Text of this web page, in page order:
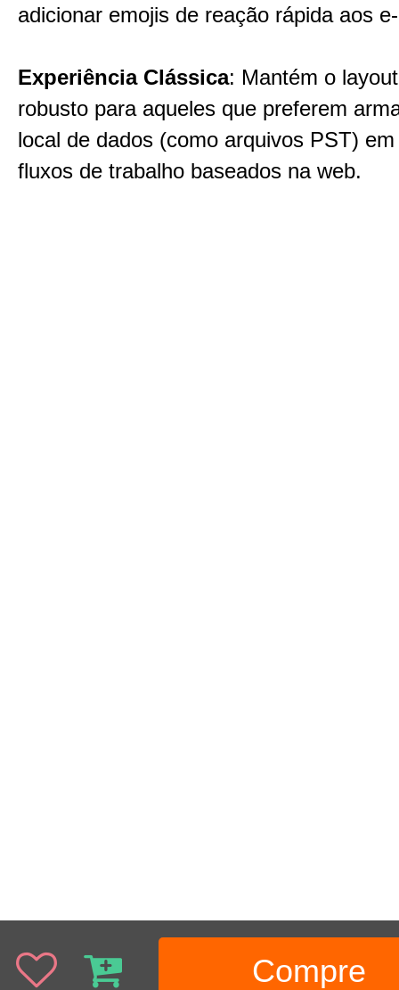
adicionar emojis de reação rápida aos
Experiência Clássica: Mantém o
robusto para aqueles que preferem
local de dados (como arquivos PST)
fluxos de trabalho baseados na web.
Compre